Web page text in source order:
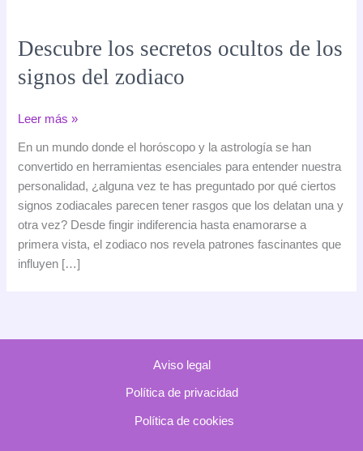
Descubre los secretos ocultos de los
signos del zodiaco
Descubre
de
los
del
zodiaco
Leer más »
En un mundo donde el horóscopo y la astrología se han
convertido en herramientas esenciales para entender nuestra
personalidad, ¿alguna vez te has preguntado por qué ciertos
signos zodiacales parecen tener rasgos que los delatan una y
otra vez? Desde fingir indiferencia hasta enamorarse a
primera vista, el zodiaco nos revela patrones fascinantes que
influyen […]
Aviso legal
Política de privacidad
Política de cookies